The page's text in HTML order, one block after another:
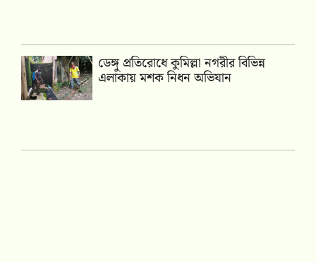
ডেঙ্গু প্রতিরোধে কুমিল্লা নগরীর বিভিন্ন
এলাকায় মশক নিধন অভিযান